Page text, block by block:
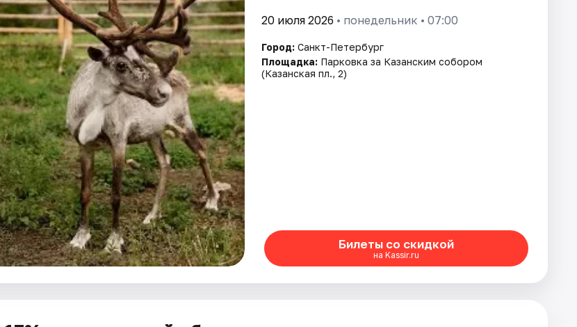
20 июля 2026 • понедельник • 07:00
Город: Санкт-Петербург
Площадка: Парковка за Казанским собором
(Казанская пл., 2)
Билеты со скидкой
на Kassir.ru